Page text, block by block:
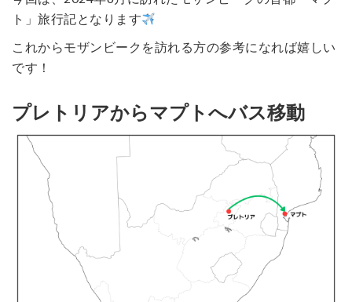
ト」旅行記となります
これからモザンビークを訪れる方の参考になれば嬉しい
です！
プレトリアからマプトへバス移動